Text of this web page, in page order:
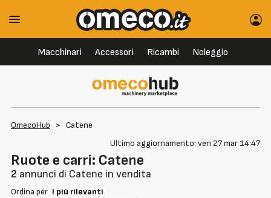
Macchinari Accessori Ricambi Noleggio
OmecoHub > Catene
Ultimo aggiornamento: ven 27 mar 14:47
Ruote e carri: Catene
2 annunci di Catene in vendita
Ordina per